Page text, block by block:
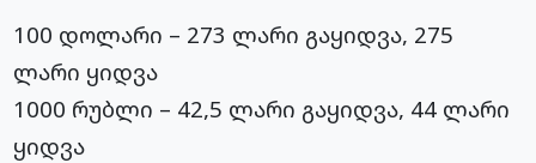
100 დოლარი – 273 ლარი გაყიდვა, 275
ლარი ყიდვა
1000 რუბლი – 42,5 ლარი გაყიდვა, 44 ლარი
ყიდვა